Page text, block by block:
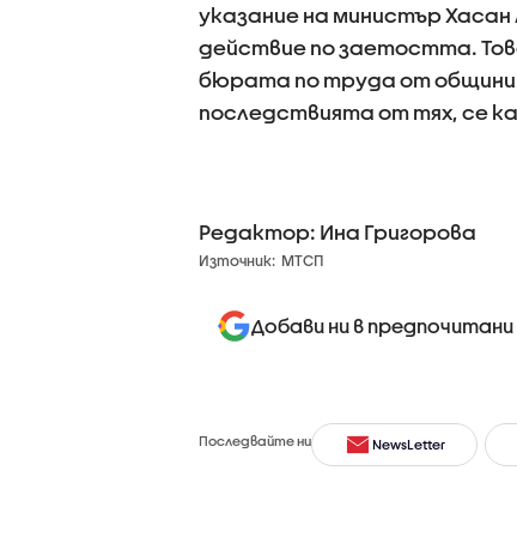
указание на министър
действие по заетостта.
бюрата по труда от
последствията от тях, се
Редактор: Ина Григорова
Източник: МТСП
Добави ни в
Последвайте ни NewsLetter